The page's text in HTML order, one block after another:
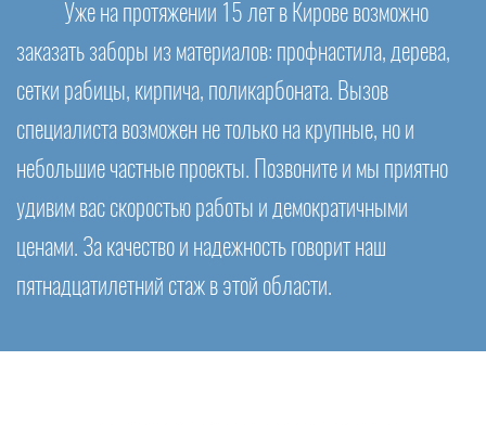
Уже на протяжении 15 лет в Кирове возможно
заказать заборы из материалов: профнастила, дерева,
сетки рабицы, кирпича, поликарбоната. Вызов
специалиста возможен не только на крупные, но и
небольшие частные проекты. Позвоните и мы приятно
удивим вас скоростью работы и демократичными
ценами. За качество и надежность говорит наш
пятнадцатилетний стаж в этой области.